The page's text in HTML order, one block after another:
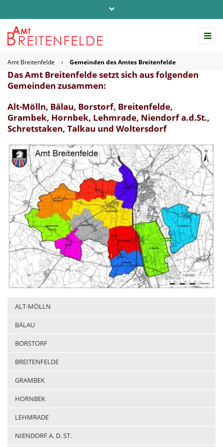
info@amt-breitenfelde.de
Startseite Amt Breitenfelde
Amt Breitenfelde › Gemeinden des Amtes Breitenfelde
Das Amt Breitenfelde setzt sich aus folgenden
Gemeinden zusammen:
Alt-Mölln, Bälau, Borstorf, Breitenfelde,
Grambek, Hornbek, Lehmrade, Niendorf a.d.St.,
Schretstaken, Talkau und Woltersdorf
ALT-MÖLLN
BÄLAU
BORSTORF
BREITENFELDE
GRAMBEK
HORNBEK
LEHMRADE
NIENDORF A. D. ST.